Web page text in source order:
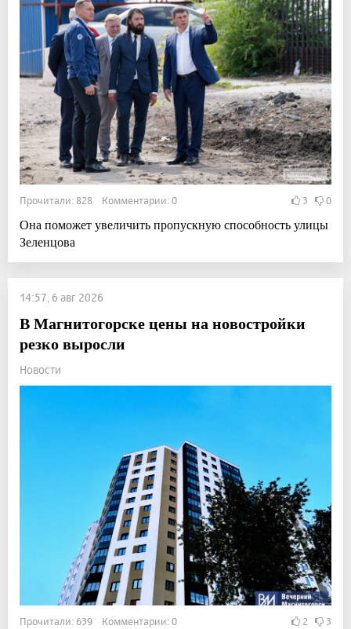
Прочитали: 828 Комментарии: 0 3 0
Она поможет увеличить пропускную способность улицы
Зеленцова
14:57, 6 авг 2026
В Магнитогорске цены на новостройки
резко выросли
Новости
Прочитали: 639 Комментарии: 0 2 3